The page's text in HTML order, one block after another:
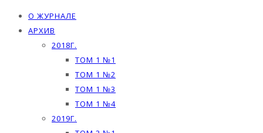
О ЖУРНАЛЕ
АРХИВ
2018Г.
ТОМ 1 №1
ТОМ 1 №2
ТОМ 1 №3
ТОМ 1 №4
2019Г.